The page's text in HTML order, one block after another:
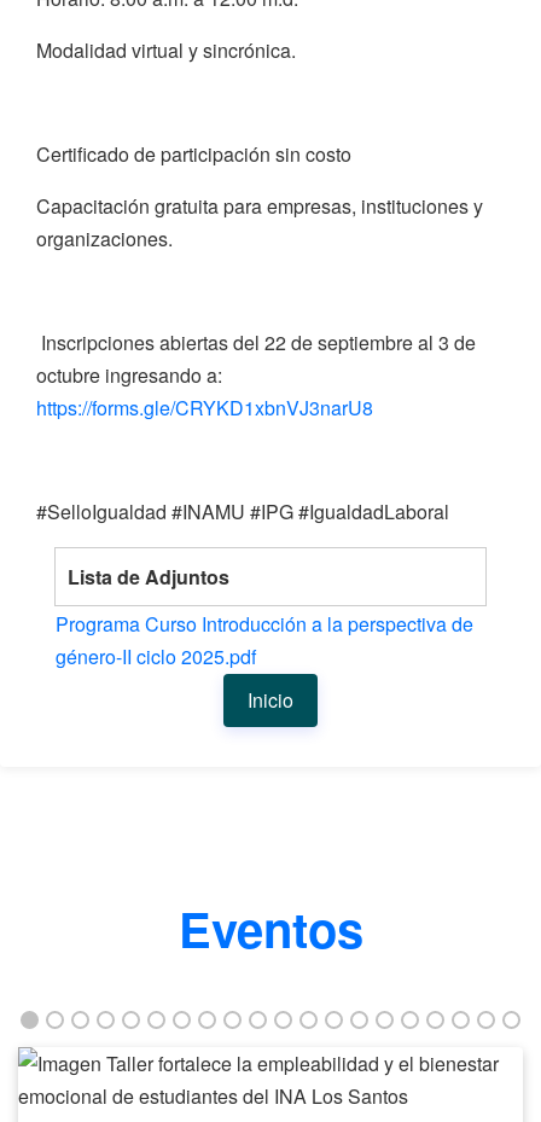
Modalidad virtual y sincrónica.
Certificado de participación sin costo
Capacitación gratuita para empresas, instituciones y
organizaciones.
Inscripciones abiertas del 22 de septiembre al 3 de
octubre ingresando a:
https://forms.gle/CRYKD1xbnVJ3narU8
#SelloIgualdad #INAMU #IPG #IgualdadLaboral
Lista de Adjuntos
Programa Curso Introducción a la perspectiva de
género-II ciclo 2025.pdf
Inicio
Eventos
Taller
fortalece